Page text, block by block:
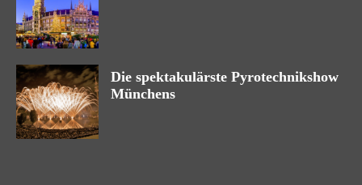
Die spektakulärste Pyrotechnikshow
Münchens